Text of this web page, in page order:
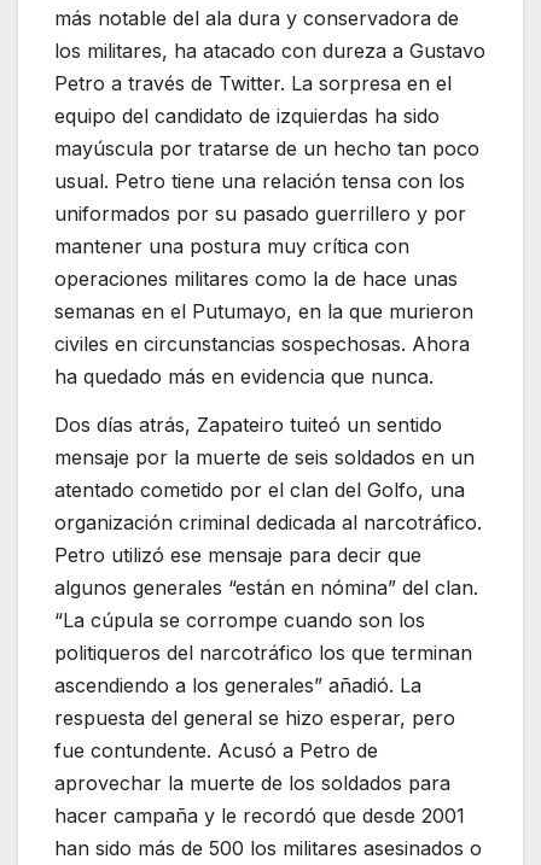
más notable del ala dura y conservadora de
los militares, ha atacado con dureza a Gustavo
Petro a través de Twitter. La sorpresa en el
equipo del candidato de izquierdas ha sido
mayúscula por tratarse de un hecho tan poco
usual. Petro tiene una relación tensa con los
uniformados por su pasado guerrillero y por
mantener una postura muy crítica con
operaciones militares como la de hace unas
semanas en el Putumayo, en la que murieron
civiles en circunstancias sospechosas. Ahora
ha quedado más en evidencia que nunca.
Dos días atrás, Zapateiro tuiteó un sentido
mensaje por la muerte de seis soldados en un
atentado cometido por el clan del Golfo, una
organización criminal dedicada al narcotráfico.
Petro utilizó ese mensaje para decir que
algunos generales “están en nómina” del clan.
“La cúpula se corrompe cuando son los
politiqueros del narcotráfico los que terminan
ascendiendo a los generales” añadió. La
respuesta del general se hizo esperar, pero
fue contundente. Acusó a Petro de
aprovechar la muerte de los soldados para
hacer campaña y le recordó que desde 2001
han sido más de 500 los militares asesinados o